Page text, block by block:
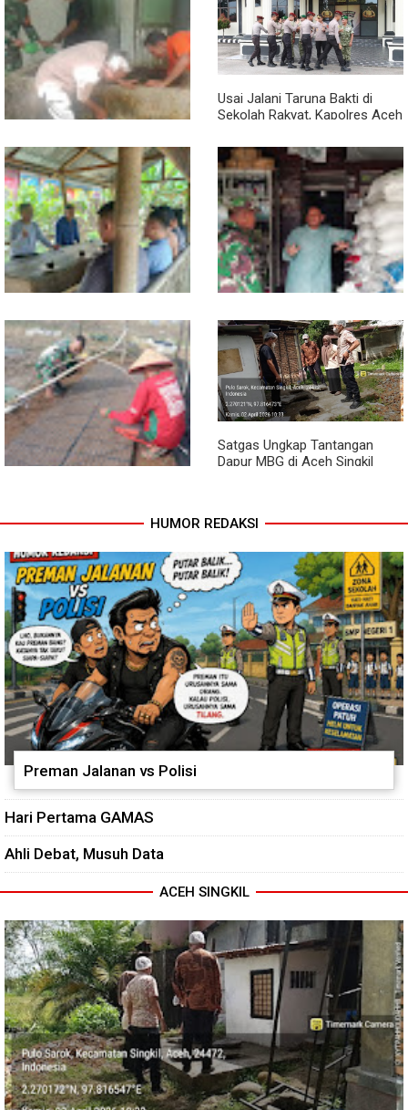
Babinsa Turun ke Pasar, Harga
dan Ketersediaan Sembako
Dipantau
Semangat Gotong Royong,
Babinsa dan Warga Bersihkan
Penampungan Air Masjid
Usai Jalani Taruna Bakti di
Sekolah Rakyat, Kapolres Aceh
Perwira Polri
Sambil Ngopi, Plh. Pasiter
Kodim 0118/Subulussalam
Beri Motivasi Pemuda Calon
Peserta Seleksi Komcad
Lewat Komsos, Babinsa
Rundeng Pantau Stok dan
Harga Pupuk
Dari Bibit Jadi Harapan,
Kembangkan Semangka
Satgas Ungkap Tantangan
Dapur MBG di Aceh Singkil
HUMOR REDAKSI
Preman Jalanan vs Polisi
Hari Pertama GAMAS
Ahli Debat, Musuh Data
ACEH SINGKIL